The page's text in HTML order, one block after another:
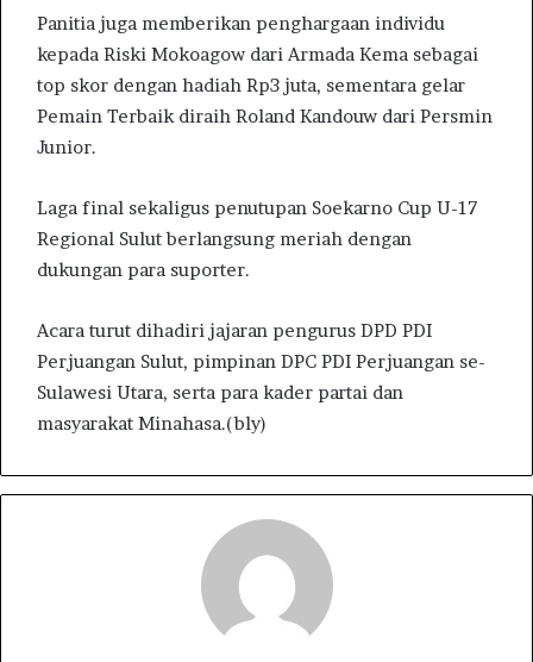
Panitia juga memberikan penghargaan individu
kepada Riski Mokoagow dari Armada Kema sebagai
top skor dengan hadiah Rp3 juta, sementara gelar
Pemain Terbaik diraih Roland Kandouw dari Persmin
Junior.
Laga final sekaligus penutupan Soekarno Cup U-17
Regional Sulut berlangsung meriah dengan
dukungan para suporter.
Acara turut dihadiri jajaran pengurus DPD PDI
Perjuangan Sulut, pimpinan DPC PDI Perjuangan se-
Sulawesi Utara, serta para kader partai dan
masyarakat Minahasa.(bly)